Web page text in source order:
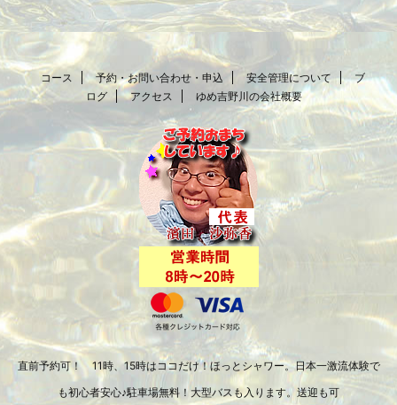
コース 予約・お問い合わせ・申込 安全管理について
ブ
ログ
アクセス ゆめ吉野川の会社概要
直前予約可！ 11時、15時はココだけ！ほっとシャワー。日本一激流体験で
も初心者安心♪駐車場無料！大型バスも入ります。送迎も可